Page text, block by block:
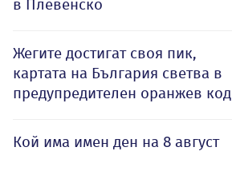
в Плевенско
Жегите достигат своя пик,
картата на България светва в
предупредителен оранжев код
Кой има имен ден на 8 август